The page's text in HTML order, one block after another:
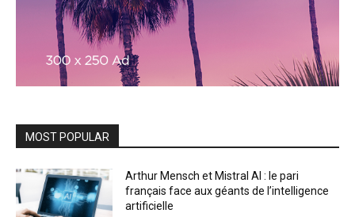
MOST POPULAR
Arthur Mensch et Mistral AI : le pari
français face aux géants de l’intelligence
artificielle